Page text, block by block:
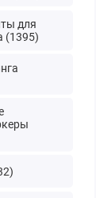
для
(1395)